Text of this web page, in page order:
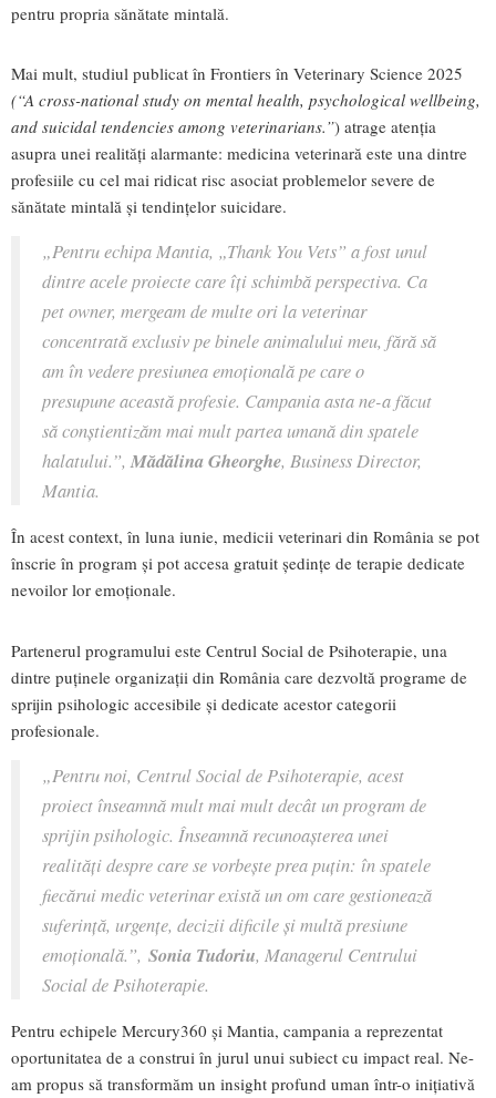
pentru propria sănătate mintală.
Mai mult, studiul publicat în Frontiers în Veterinary Science 2025
(“A cross-national study on mental health, psychological wellbeing,
and suicidal tendencies among veterinarians.”) atrage atenția
asupra unei realități alarmante: medicina veterinară este una dintre
profesiile cu cel mai ridicat risc asociat problemelor severe de
sănătate mintală și tendințelor suicidare.
„Pentru echipa Mantia, „Thank You Vets” a fost unul
dintre acele proiecte care îți schimbă perspectiva. Ca
pet owner, mergeam de multe ori la veterinar
concentrată exclusiv pe binele animalului meu, fără să
am în vedere presiunea emoțională pe care o
presupune această profesie. Campania asta ne-a făcut
să conștientizăm mai mult partea umană din spatele
halatului.”, Mădălina Gheorghe, Business Director,
Mantia.
În acest context, în luna iunie, medicii veterinari din România se pot
înscrie în program și pot accesa gratuit ședințe de terapie dedicate
nevoilor lor emoționale.
Partenerul programului este Centrul Social de Psihoterapie, una
dintre puținele organizații din România care dezvoltă programe de
sprijin psihologic accesibile și dedicate acestor categorii
profesionale.
„Pentru noi, Centrul Social de Psihoterapie, acest
proiect înseamnă mult mai mult decât un program de
sprijin psihologic. Înseamnă recunoașterea unei
realități despre care se vorbește prea puțin: în spatele
fiecărui medic veterinar există un om care gestionează
suferință, urgențe, decizii dificile și multă presiune
emoțională.”, Sonia Tudoriu, Managerul Centrului
Social de Psihoterapie.
Pentru echipele Mercury360 și Mantia, campania a reprezentat
oportunitatea de a construi în jurul unui subiect cu impact real. Ne-
am propus să transformăm un insight profund uman într-o inițiativă